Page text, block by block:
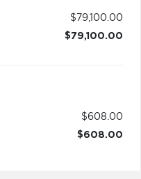
$79,100.00
$79,100.00
$608.00
$608.00